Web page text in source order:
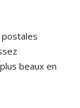
beaux en